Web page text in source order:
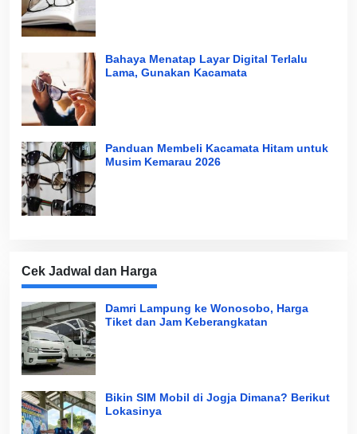
Bahaya Menatap Layar Digital Terlalu
Lama, Gunakan Kacamata
Panduan Membeli Kacamata Hitam untuk
Musim Kemarau 2026
Cek Jadwal dan Harga
Damri Lampung ke Wonosobo, Harga
Tiket dan Jam Keberangkatan
Bikin SIM Mobil di Jogja Dimana? Berikut
Lokasinya